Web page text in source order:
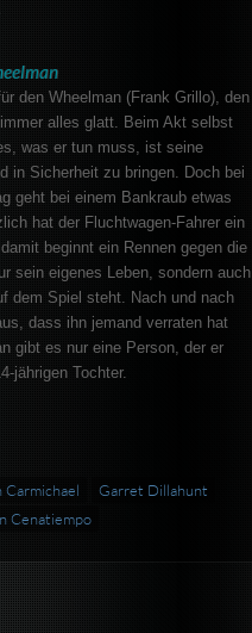
den Wheelman (Frank Grillo), den
alles glatt. Beim Akt selbst
was er tun muss, ist seine
in Sicherheit zu bringen. Doch bei
geht bei einem Bankraub etwas
hat der Fluchtwagen-Fahrer ein
beginnt ein Rennen gegen die
sein eigenes Leben, sondern auch
dem Spiel steht. Nach und nach
dass ihn jemand verraten hat
gibt es nur eine Person, der er
jährigen Tochter.
Carmichael
Garret Dillahunt
Cenatiempo